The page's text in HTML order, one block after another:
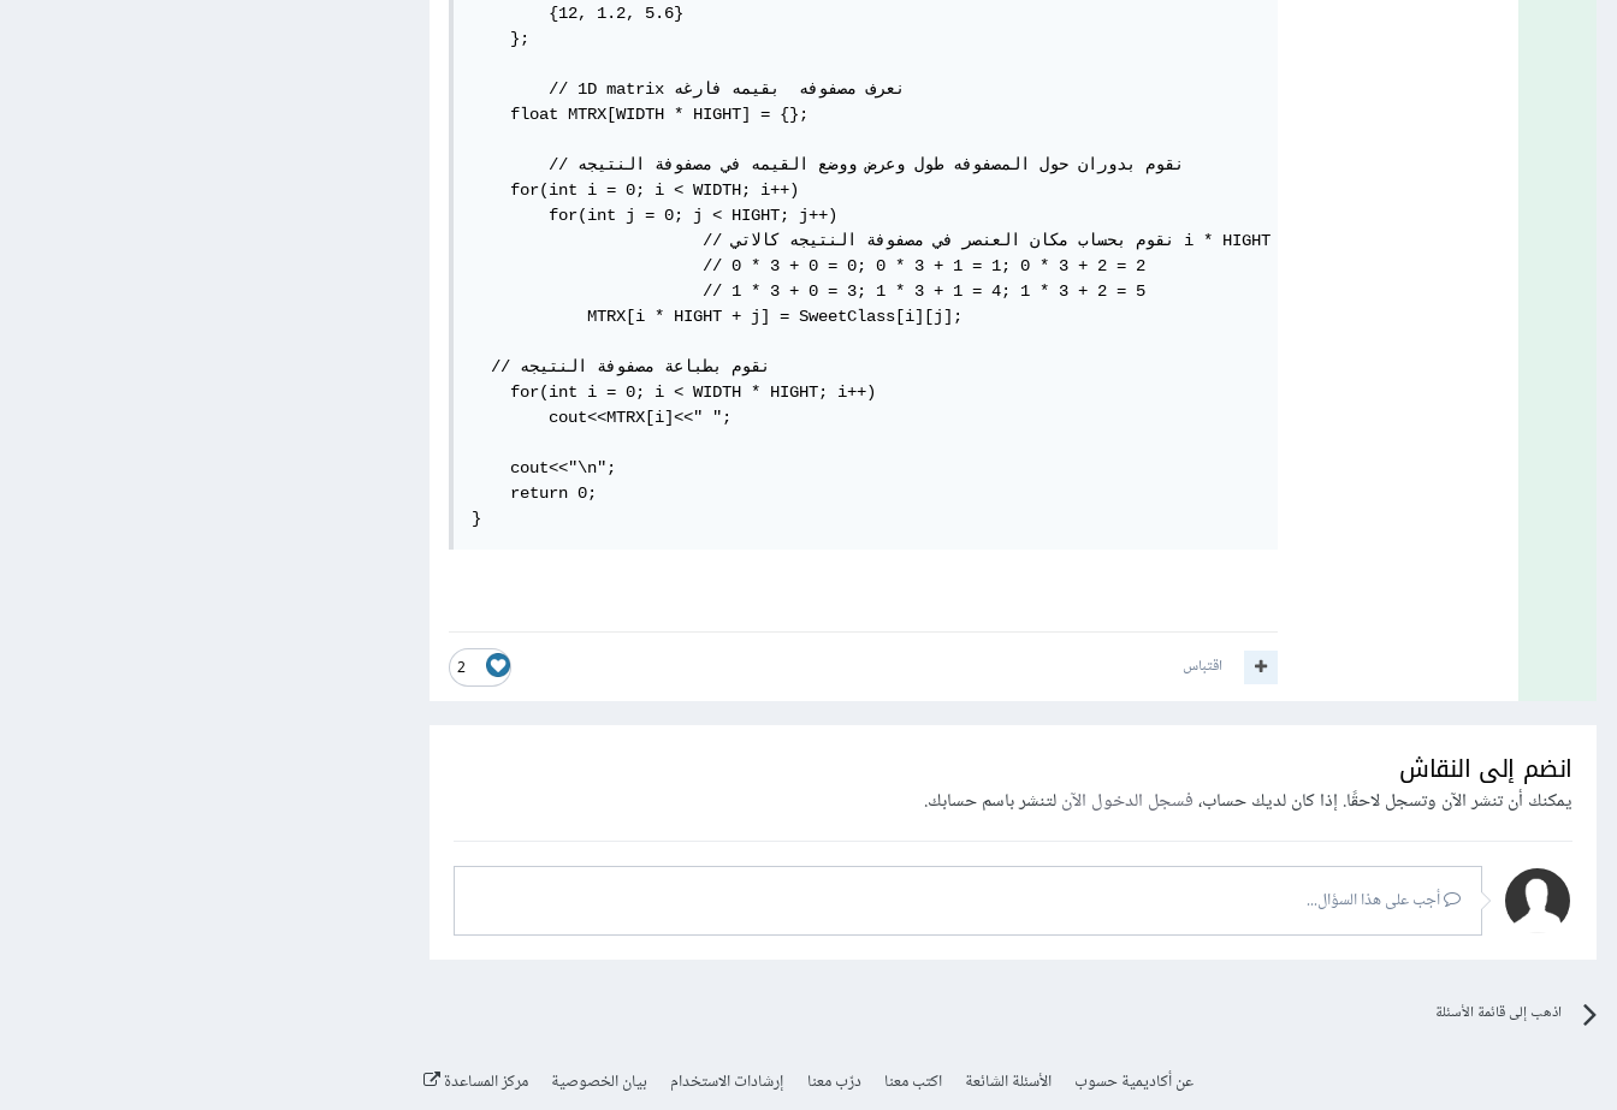
        {12, 1.2, 5.6}
    };
    float MTRX[WIDTH * HIGHT] = {};
    for(int i = 0; i < WIDTH; i++)
        for(int j = 0; j < HIGHT; j++)
            MTRX[i * HIGHT + j] = SweetClass[i][j];
  // نقوم بطباعة مصفوفة النتيجه
    for(int i = 0; i < WIDTH * HIGHT; i++)
        cout<<MTRX[i]<<" ";
    cout<<"\n";
    return 0;
}
2 اقتباس
انضم إلى النقاش
يمكنك أن تنشر الآن وتسجل لاحقًا. إذا كان لديك حساب،فسجل الدخول الآنلتنشر باسم حسابك.
أجب على هذا السؤال...
اذهب إلى قائمة الأسئلة
عن أكاديمية حسوب الأسئلة الشائعة اكتب معنا درّب معنا إرشادات الاستخدام بيان الخصوصية مركز المساعدة